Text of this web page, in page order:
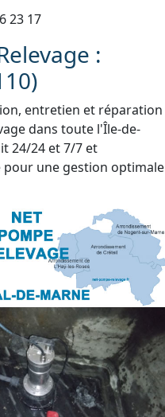
23 17
:
entretien et réparation
dans toute l'Île-de-
24/24 et 7/7 et
une gestion optimale